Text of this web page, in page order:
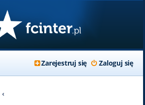
Zaloguj się
Zarejestruj się